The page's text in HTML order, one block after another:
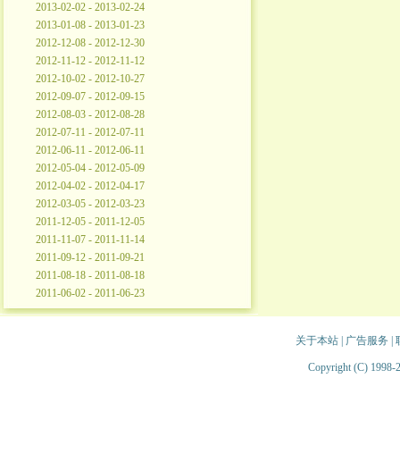
2013-02-02 - 2013-02-24
2013-01-08 - 2013-01-23
2012-12-08 - 2012-12-30
2012-11-12 - 2012-11-12
2012-10-02 - 2012-10-27
2012-09-07 - 2012-09-15
2012-08-03 - 2012-08-28
2012-07-11 - 2012-07-11
2012-06-11 - 2012-06-11
2012-05-04 - 2012-05-09
2012-04-02 - 2012-04-17
2012-03-05 - 2012-03-23
2011-12-05 - 2011-12-05
2011-11-07 - 2011-11-14
2011-09-12 - 2011-09-21
2011-08-18 - 2011-08-18
2011-06-02 - 2011-06-23
关于本站| 广告服务
Copyright (C) 1998-